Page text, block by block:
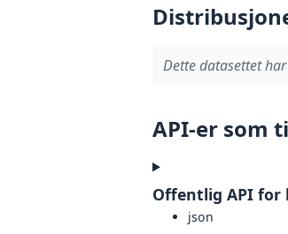
Dette datasettet
API-er som
Offentlig API for
json